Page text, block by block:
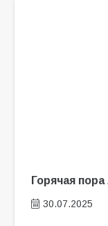
Горячая
30.07.2025